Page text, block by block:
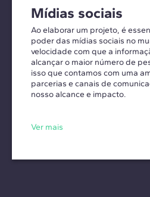
Mídias sociais
Ao elaborar um projeto, é
poder das mídias sociais no
velocidade com que a
alcançar o maior número de
isso que contamos com uma
parcerias e canais de
nosso alcance e impacto.
Ver mais